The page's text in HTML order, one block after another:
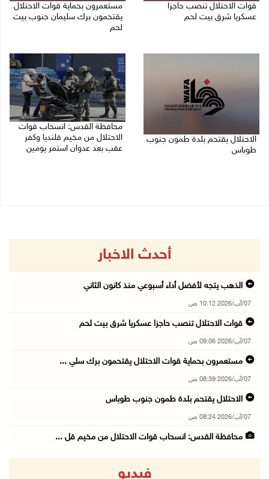
قوات الاحتلال تنصب حاجزا
عسكريا شرق بيت لحم
مستعمرون بحماية قوات الاحتلال
يقتحمون برك سليمان جنوب بيت
لحم
الاحتلال يقتحم بلدة طمون جنوب
طوباس
محافظة القدس: انسحاب قوات
الاحتلال من مخيم قلنديا وكفر
عقب بعد عدوان استمر يومين
أحدث الاخبار
الذهب يتجه لأفضل أداء أسبوعي منذ كانون الثاني
07/آب/2026 10:12 ص
قوات الاحتلال تنصب حاجزا عسكريا شرق بيت لحم
07/آب/2026 09:06 ص
مستعمرون بحماية قوات الاحتلال يقتحمون برك سلي ...
07/آب/2026 08:39 ص
الاحتلال يقتحم بلدة طمون جنوب طوباس
07/آب/2026 08:24 ص
محافظة القدس: انسحاب قوات الاحتلال من مخيم قل ...
الطقس: أجواء صافية صيفية والحرارة حول معدلها ...
فيديو